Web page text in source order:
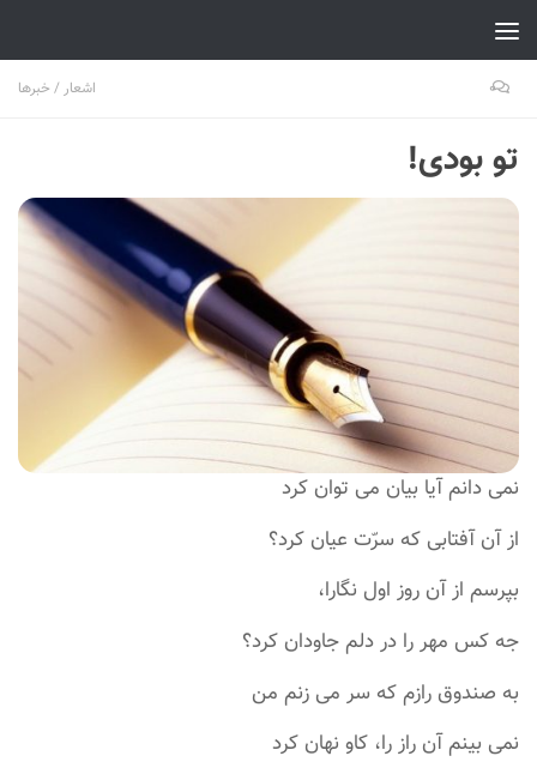
اشعار / خبرها ۰
تو بودی!
نمی دانم آیا بیان می توان کرد
از آن آفتابی که سرّت عیان کرد؟
بپرسم از آن روز اول نگارا،
جه کس مهر را در دلم جاودان کرد؟
به صندوق رازم که سر می زنم من
نمی بینم آن راز را، کاو نهان کرد